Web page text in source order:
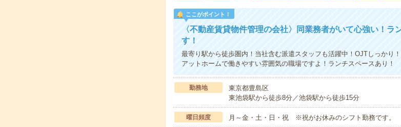
ここがポイント！
〈不動産賃貸物件管理の会社〉同業務者がいて心強い！ラ
す！
最寄り駅から徒歩圏内！当社含む派遣スタッフも活躍中！OJTしっかり
アットホームで働きやすい雰囲気の職場ですよ！ランチスペースあり！
勤務地
東京都豊島区
東池袋駅から徒歩8分／池袋駅から徒歩15分
曜日頻度 月～金・土・日・祝 ※祝がお休みのシフト勤務です。